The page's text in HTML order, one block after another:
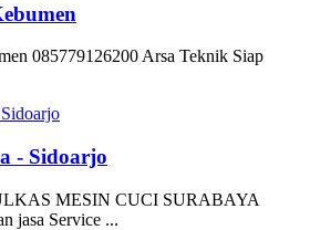
085779126200 Arsa Teknik Siap
- Sidoarjo
MESIN CUCI SURABAYA
jasa Service ...